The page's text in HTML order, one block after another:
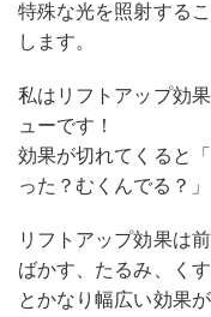
特殊な光を照射する
します。
私はリフトアップ効
ューです！
効果が切れてくると
った？むくんでる？
リフトアップ効果は
ばかす、たるみ、く
とかなり幅広い効果